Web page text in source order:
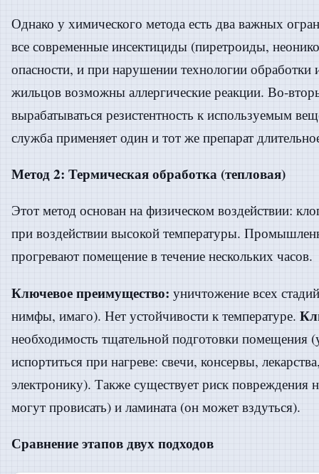
Однако у химического метода есть два важных
все современные инсектициды (пиретроиды,
опасности, и при нарушении технологии обработки
жильцов возможны аллергические реакции. Во-
вырабатываться резистентность к используемым
служба применяет один и тот же препарат
Метод 2: Термическая обработка (тепловая)
Этот метод основан на физическом воздействии:
при воздействии высокой температуры.
прогревают помещение в течение нескольких часов.
Ключевое преимущество: уничтожение всех
нимфы, имаго). Нет устойчивости к температуре.
необходимость тщательной подготовки помещения
испортиться при нагреве: свечи, консервы,
электронику). Также существует риск повреждения
могут провисать) и ламината (он может вздуться).
Сравнение этапов двух подходов